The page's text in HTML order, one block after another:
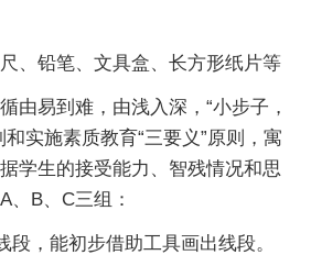
、铅笔、文具盒、长方形纸片等
由易到难，由浅入深，“小步子，
实施素质教育“三要义”原则，寓
学生的接受能力、智残情况和思
、B、C三组：
段，能初步借助工具画出线段。